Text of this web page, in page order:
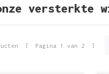
versterkte
Pagina 1 van 2